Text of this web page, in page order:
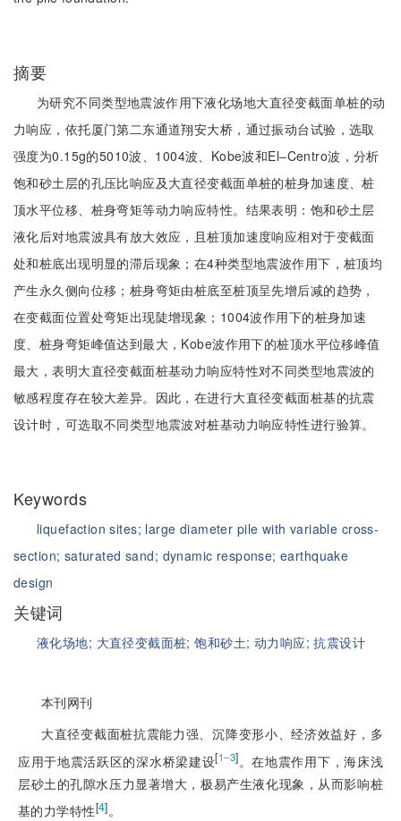
摘要
为研究不同类型地震波作用下液化场地大直径变截面单桩的动
力响应，依托厦门第二东通道翔安大桥，通过振动台试验，选取
强度为0.15g的5010波、1004波、Kobe波和El‒Centro波，分析
饱和砂土层的孔压比响应及大直径变截面单桩的桩身加速度、桩
顶水平位移、桩身弯矩等动力响应特性。结果表明：饱和砂土层
液化后对地震波具有放大效应，且桩顶加速度响应相对于变截面
处和桩底出现明显的滞后现象；在4种类型地震波作用下，桩顶均
产生永久侧向位移；桩身弯矩由桩底至桩顶呈先增后减的趋势，
在变截面位置处弯矩出现陡增现象；1004波作用下的桩身加速
度、桩身弯矩峰值达到最大，Kobe波作用下的桩顶水平位移峰值
最大，表明大直径变截面桩基动力响应特性对不同类型地震波的
敏感程度存在较大差异。因此，在进行大直径变截面桩基的抗震
设计时，可选取不同类型地震波对桩基动力响应特性进行验算。
Keywords
liquefaction sites; large diameter pile with variable cross-
section; saturated sand; dynamic response;earthquake
design
关键词
液化场地; 大直径变截面桩;饱和砂土; 动力响应;抗震设计
本刊网刊
大直径变截面桩抗震能力强、沉降变形小、经济效益好，多
应用于地震活跃区的深水桥梁建设[1‒3]。在地震作用下，海床浅
层砂土的孔隙水压力显著增大，极易产生液化现象，从而影响桩
基的力学特性[4]。